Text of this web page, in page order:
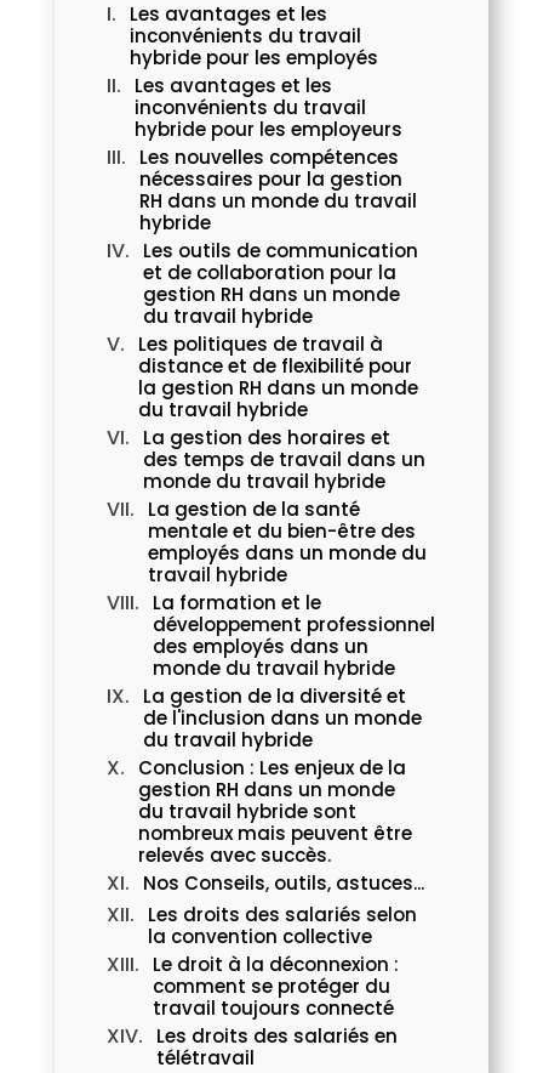
Les avantages et les
inconvénients du travail
hybride pour les employés
Les avantages et les
inconvénients du travail
hybride pour les employeurs
Les nouvelles compétences
nécessaires pour la gestion
RH dans un monde du travail
hybride
Les outils de communication
et de collaboration pour la
gestion RH dans un monde
du travail hybride
Les politiques de travail à
distance et de flexibilité pour
la gestion RH dans un monde
du travail hybride
La gestion des horaires et
des temps de travail dans un
monde du travail hybride
La gestion de la santé
mentale et du bien-être des
employés dans un monde du
travail hybride
La formation et le
développement professionnel
des employés dans un
monde du travail hybride
La gestion de la diversité et
de l'inclusion dans un monde
du travail hybride
Conclusion : Les enjeux de la
gestion RH dans un monde
du travail hybride sont
nombreux mais peuvent être
relevés avec succès.
Nos Conseils, outils, astuces...
Les droits des salariés selon
la convention collective
Le droit à la déconnexion :
comment se protéger du
travail toujours connecté
Les droits des salariés en
télétravail